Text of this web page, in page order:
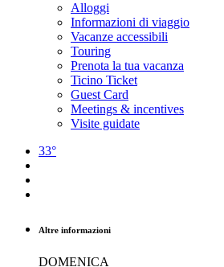
Alloggi
Informazioni di viaggio
Vacanze accessibili
Touring
Prenota la tua vacanza
Ticino Ticket
Guest Card
Meetings & incentives
Visite guidate
33°
Altre informazioni
DOMENICA